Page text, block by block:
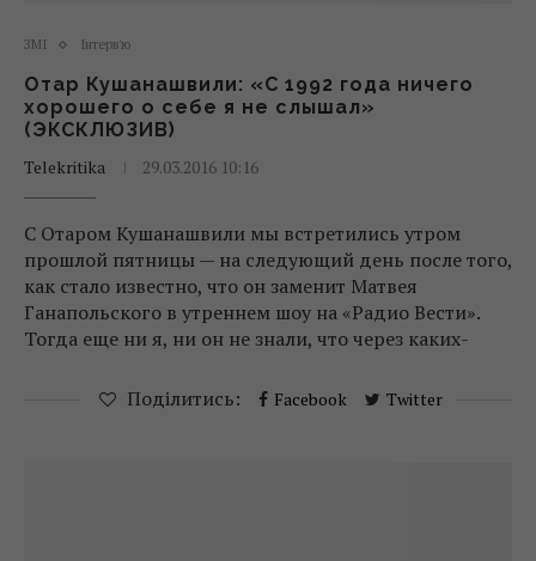
ЗМІ Інтерв'ю
Отар Кушанашвили: «С 1992 года ничего
хорошего о себе я не слышал»
(ЭКСКЛЮЗИВ)
Telekritika
29.03.2016 10:16
С Отаром Кушанашвили мы встретились утром
прошлой пятницы — на следующий день после того,
как стало известно, что он заменит Матвея
Ганапольского в утреннем шоу на «Радио Вести».
Тогда еще ни я, ни он не знали, что через каких-
Поділитись: Facebook Twitter